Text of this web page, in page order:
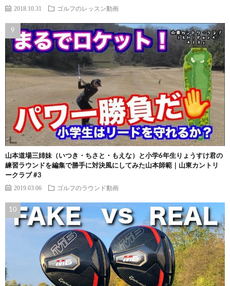
2018.10.31 ゴルフのレッスン動画
山本道場三姉妹（いつき・ちさと・もえな）と小学6年生りょうすけ君の
練習ラウンドを編集で勝手に対決風にしてみた山本師範｜山東カントリ
ークラブ #3
2019.03.06 ゴルフのラウンド動画